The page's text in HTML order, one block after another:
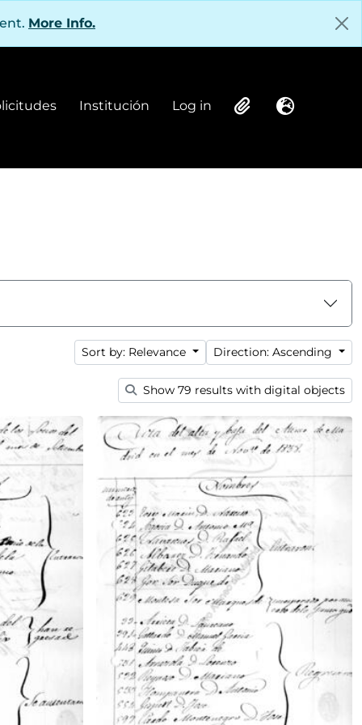
More Info.
Institución
Institución
Log in
Log in ClipboardLanguage
Sort by: Relevance Direction: Ascending
Show 79 results with digital objects